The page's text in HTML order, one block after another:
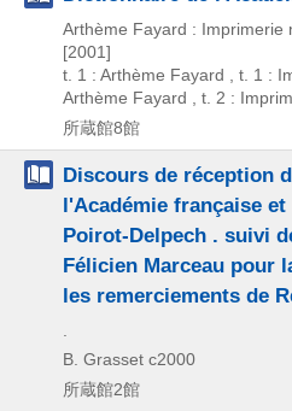
Arthème Fayard : Imprimerie
[2001]
t. 1 : Arthème Fayard , t. 1 :
Arthème Fayard , t. 2 :
所蔵館8館
Discours de réception
l'Académie française
Poirot-Delpech . suivi
Félicien Marceau pour
les remerciements de
B. Grasset c2000
所蔵館2館